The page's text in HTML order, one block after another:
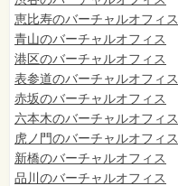
恵比寿のバーチャルオフィス
青山のバーチャルオフィス
港区のバーチャルオフィス
表参道のバーチャルオフィス
赤坂のバーチャルオフィス
六本木のバーチャルオフィス
虎ノ門のバーチャルオフィス
新橋のバーチャルオフィス
品川のバーチャルオフィス